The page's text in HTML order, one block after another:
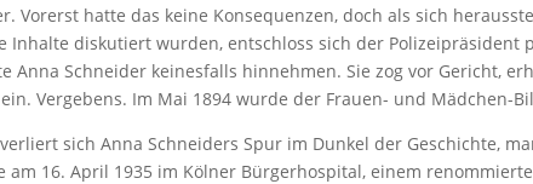
Vorerst hatte das keine Konsequenzen, doch als sich
Inhalte diskutiert wurden, entschloss sich der Polizeipräsident
Anna Schneider keinesfalls hinnehmen. Sie zog vor Gericht,
Vergebens. Im Mai 1894 wurde der Frauen- und Mädchen-
sich Anna Schneiders Spur im Dunkel der Geschichte,
am 16. April 1935 im Kölner Bürgerhospital, einem